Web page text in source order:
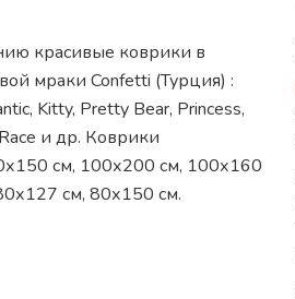
красивые коврики в
мраки Confetti (Турция) :
Kitty, Pretty Bear, Princess,
и др. Коврики
см, 100х200 см, 100х160
см, 80х150 см.